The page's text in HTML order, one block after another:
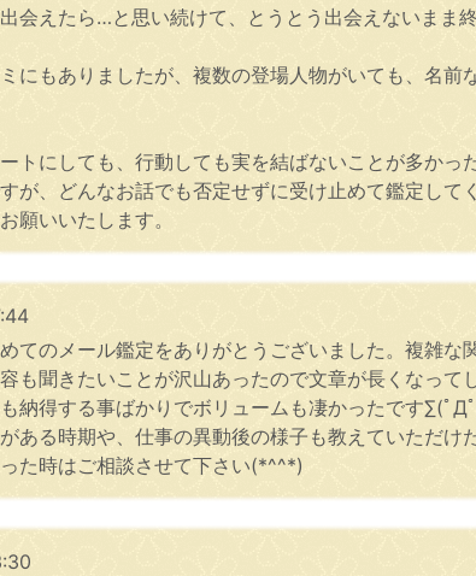
会えたら…と思い続けて、とうとう出会えないまま
にもありましたが、複数の登場人物がいても、名
トにしても、行動しても実を結ばないことが多か
が、どんなお話でも否定せずに受け止めて鑑定して
願いいたします。
てのメール鑑定をありがとうございました。複雑
も聞きたいことが沢山あったので文章が長くなっ
納得する事ばかりでボリュームも凄かったです∑(ﾟД
ある時期や、仕事の異動後の様子も教えていただ
た時はご相談させて下さい(*^^*)